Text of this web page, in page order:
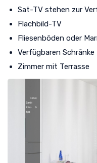
Sat-TV stehen zur
Flachbild-TV
Fliesenböden oder
Verfügbaren Schränke
Zimmer mit Terrasse